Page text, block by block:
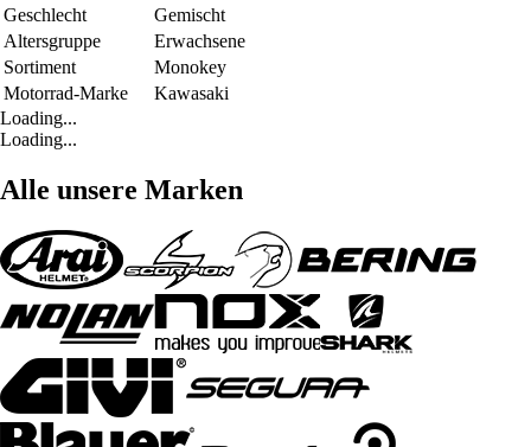
Geschlecht
Gemischt
Altersgruppe
Erwachsene
Sortiment
Monokey
Motorrad-Marke
Kawasaki
Loading...
Loading...
Alle unsere Marken